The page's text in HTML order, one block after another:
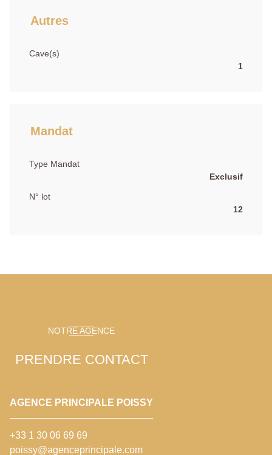
Autres
Cave(s)
1
Mandat
Type Mandat
Exclusif
N° lot
12
NOTRE AGENCE
PRENDRE CONTACT
AGENCE PRINCIPALE POISSY
+33 1 30 06 69 69
poissy@agenceprincipale.com